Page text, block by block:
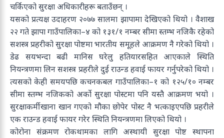
चर्किएको सुरक्षा अधिकारीहरू बताउँछन् ।
यसको प्रत्यक्ष उदाहरण २०७७ सालमा झापामा देखिएको थियो । वैशाख
२२ गते झापा गाउँपालिका–४ को १३१/१ नम्बर सीमा स्तम्भ नजिकै रहेको
सशस्त्र प्रहरीको सुरक्षा पोष्टमा भारतीय समूहले आक्रमण नै गरेको थियो ।
डेढ सयभन्दा बढी मानिस घरेलु हतियारसहित आएकाले स्थिति
नियन्त्रणमा लिन सशस्त्र प्रहरीले दुई राउन्ड हवाई फायर गर्नुपरेको थियो ।
त्यसको केही समयपछि कचनकबल गाउँपालिका–१ को १२५/१० नम्बर
सीमा स्तम्भ नजिकको अर्को सुरक्षा पोस्टमा पनि यस्तै आक्रमण भयो ।
सुरक्षाकर्मी खाना खान गएको मौका छोपेर पोस्ट नै भत्काइएपछि प्रहरीले
एक राउन्ड हवाई फायर गरेर स्थिति नियन्त्रणमा लिएको थियो ।
कोरोना संक्रमण रोकथामका लागि अस्थायी सुरक्षा पोष्ट स्थापना